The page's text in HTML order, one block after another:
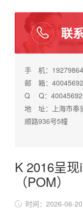
联
手 机：
邮 箱：
Q Q：40045692
地 址：上海市奉
顺路936号5幢
K 2016呈
（POM）
时间：2026-06-